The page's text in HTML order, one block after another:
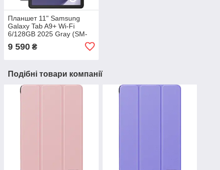
Планшет 11" Samsung
Galaxy Tab A9+ Wi-Fi
6/128GB 2025 Gray (SM-
9 590 ₴
Подібні товари компанії